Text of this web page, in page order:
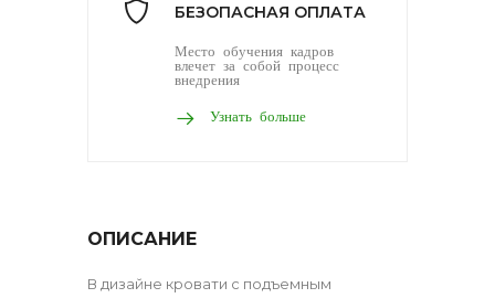
БЕЗОПАСНАЯ ОПЛАТА
Место обучения кадров
влечет за собой процесс
внедрения
Узнать больше
ОПИСАНИЕ
В дизайне кровати с подъемным